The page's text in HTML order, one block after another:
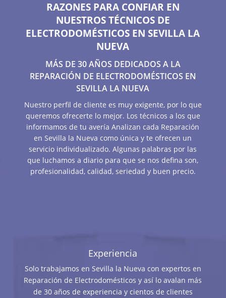
RAZONES PARA CONFIAR EN
NUESTROS TÉCNICOS DE
ELECTRODOMÉSTICOS EN SEVILLA LA
NUEVA
MÁS DE 30 AÑOS DEDICADOS A LA
REPARACIÓN DE ELECTRODOMÉSTICOS EN
SEVILLA LA NUEVA
Nuestro perfil de cliente es muy exigente, por lo que
queremos ofrecerte lo mejor. Los técnicos a los que
informamos de tu avería Analizan cada Reparación
en Sevilla la Nueva como única y te ofrecen un
servicio individualizado. Algunas palabras por las
que luchamos a diario para que se nos defina son,
profesionalidad, calidad, seriedad y buen precio.
Experiencia
Solo trabajamos en Sevilla la Nueva con expertos en
Reparación de Electrodomésticos y así lo avalan más
de 30 años de experiencia y cientos de clientes